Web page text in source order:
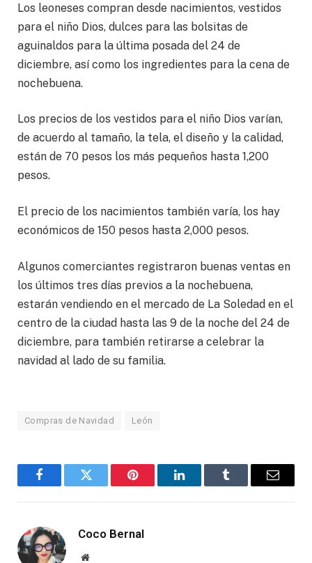
Los leoneses compran desde nacimientos, vestidos
para el niño Dios, dulces para las bolsitas de
aguinaldos para la última posada del 24 de
diciembre, así como los ingredientes para la cena de
nochebuena.
Los precios de los vestidos para el niño Dios varían,
de acuerdo al tamaño, la tela, el diseño y la calidad,
están de 70 pesos los más pequeños hasta 1,200
pesos.
El precio de los nacimientos también varía, los hay
económicos de 150 pesos hasta 2,000 pesos.
Algunos comerciantes registraron buenas ventas en
los últimos tres días previos a la nochebuena,
estarán vendiendo en el mercado de La Soledad en el
centro de la ciudad hasta las 9 de la noche del 24 de
diciembre, para también retirarse a celebrar la
navidad al lado de su familia.
Compras de Navidad León
FacebookTwitter Pinterest LinkedInTumblr Email
Coco Bernal
Website